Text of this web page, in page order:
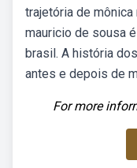
trajetória de
mauricio de sousa
brasil. A história
antes e depois de
For more